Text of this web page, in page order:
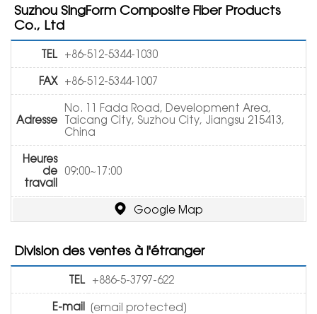
Suzhou SingForm Composite Fiber Products
Co., Ltd
TEL +86-512-5344-1030
FAX +86-512-5344-1007
Adresse
No. 11 Fada Road, Development Area,
Taicang City, Suzhou City, Jiangsu 215413,
China
Heures
de
travail
09:00~17:00
Google Map
Division des ventes à l'étranger
TEL +886-5-3797-622
E-mail [email protected]